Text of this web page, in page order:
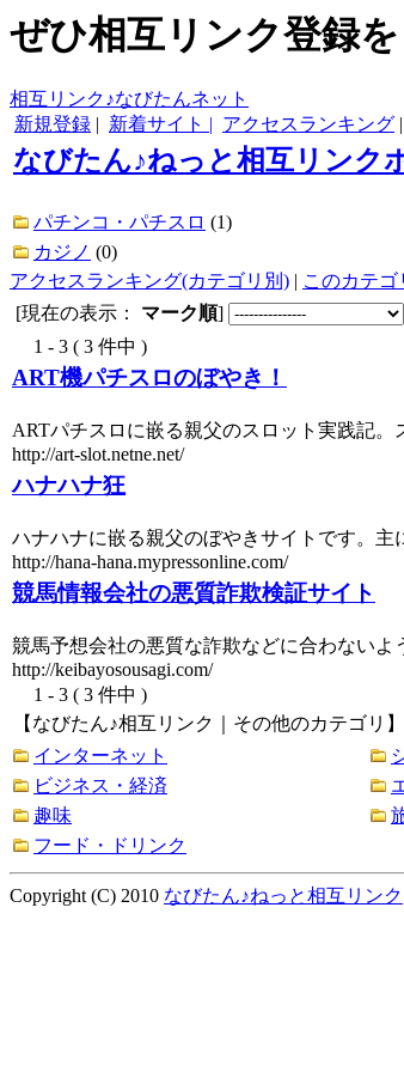
ぜひ相互リンク登録
相互リンク♪なびたんネット
新規登録 | 新着サイト | アクセスランキング |
なびたん♪ねっと相互リンク
パチンコ・パチスロ (1)
カジノ (0)
アクセスランキング(カテゴリ別) | このカテ
[現在の表示：
マーク順]
1 - 3 ( 3 件中 )
ART機パチスロのぼやき！
ARTパチスロに嵌る親父のスロット実践記
http://art-slot.netne.net/
ハナハナ狂
ハナハナに嵌る親父のぼやきサイトです。主
http://hana-hana.mypressonline.com/
競馬情報会社の悪質詐欺検証サイト
競馬予想会社の悪質な詐欺などに合わない
http://keibayosousagi.com/
1 - 3 ( 3 件中 )
【なびたん♪相互リンク｜その他のカテゴリ】
インターネット
ビジネス・経済
趣味
フード・ドリンク
Copyright (C) 2010 なびたん♪ねっと相互リンク